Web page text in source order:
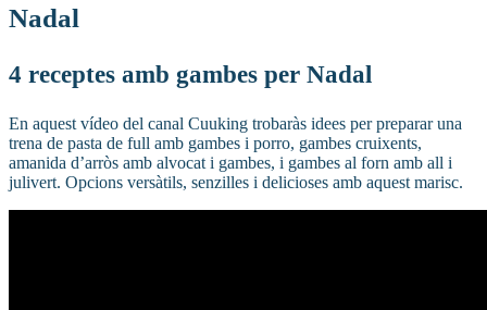
Nadal
4 receptes amb gambes per Nadal
En aquest vídeo del canal Cuuking trobaràs idees per preparar una
trena de pasta de full amb gambes i porro, gambes cruixents,
amanida d’arròs amb alvocat i gambes, i gambes al forn amb all i
julivert. Opcions versàtils, senzilles i delicioses amb aquest marisc.